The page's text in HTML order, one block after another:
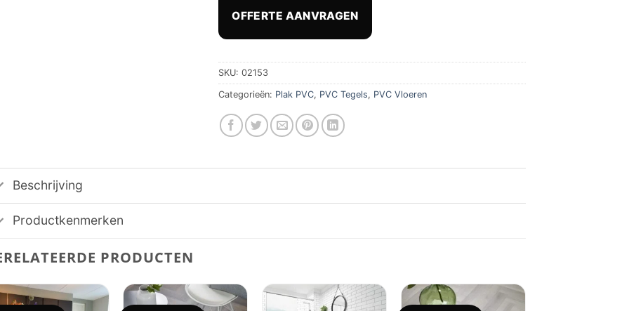
OFFERTE AANVRAGEN
SKU:02153
Categorieën: Plak PVC, PVC Tegels, PVC Vloeren
Beschrijving
Productkenmerken
PRODUCTEN